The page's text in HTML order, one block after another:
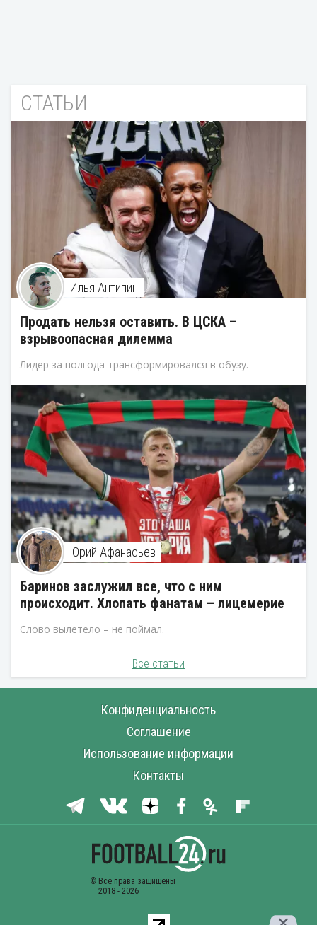
СТАТЬИ
Илья Антипин
Продать нельзя оставить. В ЦСКА –
взрывоопасная дилемма
Лидер за полгода трансформировался в обузу.
Юрий Афанасьев
Баринов заслужил все, что с ним
происходит. Хлопать фанатам – лицемерие
Слово вылетело – не поймал.
Все статьи
Конфиденциальность
Соглашение
Использование информации
Контакты